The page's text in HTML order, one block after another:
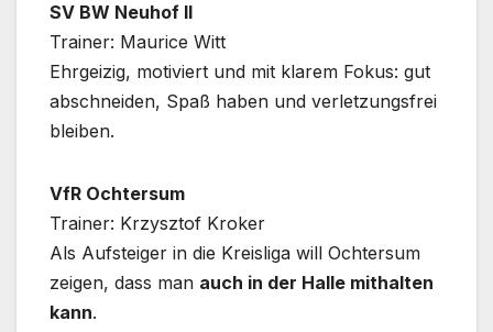
SV BW Neuhof II
Trainer: Maurice Witt
Ehrgeizig, motiviert und mit klarem Fokus: gut
abschneiden, Spaß haben und verletzungsfrei
bleiben.
VfR Ochtersum
Trainer: Krzysztof Kroker
Als Aufsteiger in die Kreisliga will Ochtersum
zeigen, dass man auch in der Halle mithalten
kann.